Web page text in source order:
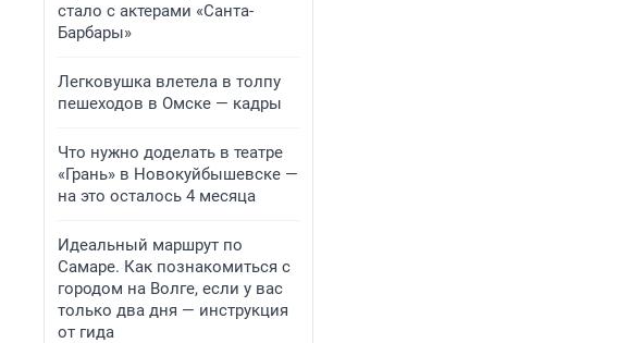
стало с актерами «Санта-
Барбары»
Легковушка влетела в толпу
пешеходов в Омске — кадры
Что нужно доделать в театре
«Грань» в Новокуйбышевске —
на это осталось 4 месяца
Идеальный маршрут по
Самаре. Как познакомиться с
городом на Волге, если у вас
только два дня — инструкция
от гида